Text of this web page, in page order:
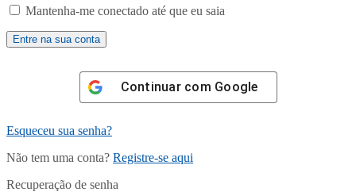
Mantenha-me conectado até que eu saia
Continuar com Google
Esqueceu sua senha?
Não tem uma conta? Registre-se aqui
Recuperação de senha